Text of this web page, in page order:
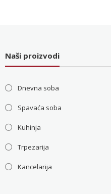
Naši proizvodi
Dnevna soba
Spavaća soba
Kuhinja
Trpezarija
Kancelarija